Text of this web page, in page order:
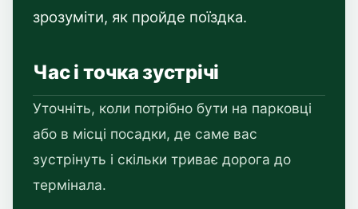
зрозуміти, як пройде поїздка.
Час і точка зустрічі
Уточніть, коли потрібно бути на парковці
або в місці посадки, де саме вас
зустрінуть і скільки триває дорога до
термінала.